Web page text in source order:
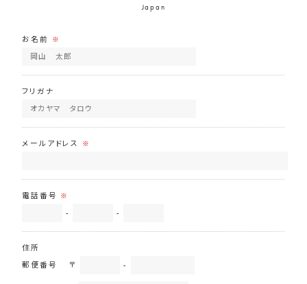
Japan
お名前 ※
フリガナ
メールアドレス ※
電話番号 ※
- -
住所
郵便番号〒 -